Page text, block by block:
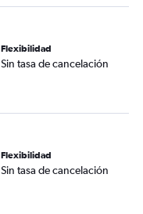
Flexibilidad
Sin tasa de cancelación
Flexibilidad
Sin tasa de cancelación